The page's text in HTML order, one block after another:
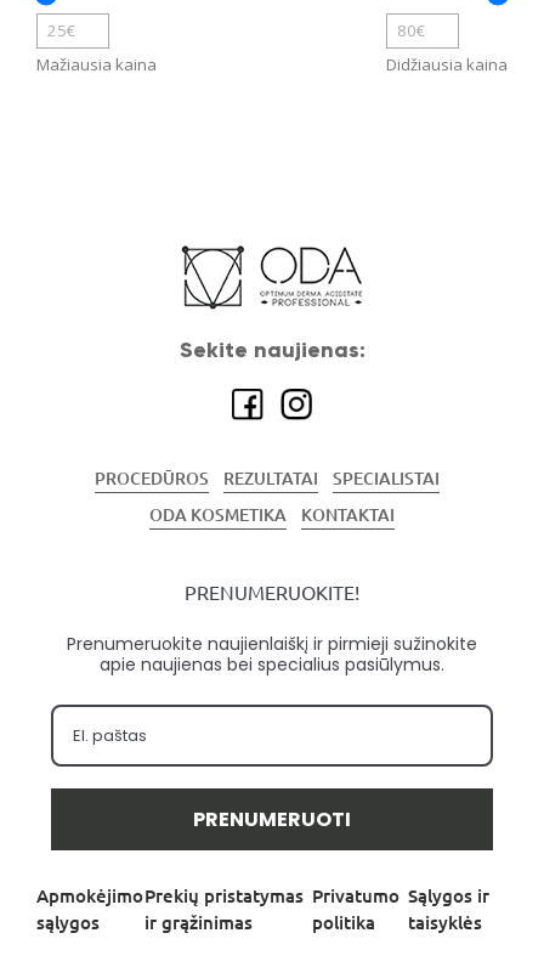
Mažiausia kaina Didžiausia kaina
Sekite naujienas:
PROCEDŪROS REZULTATAI
SPECIALISTAI
ODA KOSMETIKA
KONTAKTAI
PRENUMERUOKITE!
Prenumeruokite naujienlaiškį ir pirmieji sužinokite
apie naujienas bei specialius pasiūlymus.
PRENUMERUOTI
Apmokėjimo
sąlygos
Prekių pristatymas
ir grąžinimas
Privatumo
politika
Sąlygos ir
taisyklės